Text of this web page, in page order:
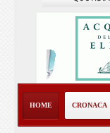
HOME CRONACA